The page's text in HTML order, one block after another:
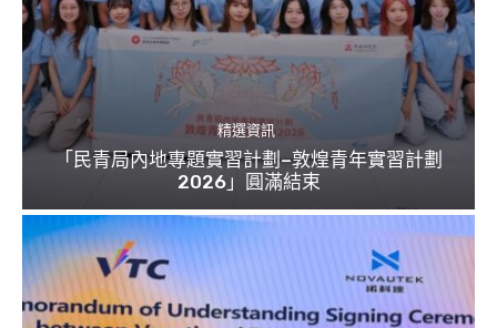
精選資訊
「民青局內地專題實習計劃–敦煌青年實習計劃
2026」圓滿結束